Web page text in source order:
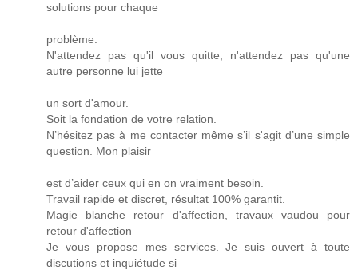
solutions pour chaque
problème.
N'attendez pas qu'il vous quitte, n'attendez pas qu'une
autre personne lui jette
un sort d'amour.
Soit la fondation de votre relation.
N’hésitez pas à me contacter même s’il s'agit d’une simple
question. Mon plaisir
est d’aider ceux qui en on vraiment besoin.
Travail rapide et discret, résultat 100% garantit.
Magie blanche retour d'affection, travaux vaudou pour
retour d'affection
Je vous propose mes services. Je suis ouvert à toute
discutions et inquiétude si